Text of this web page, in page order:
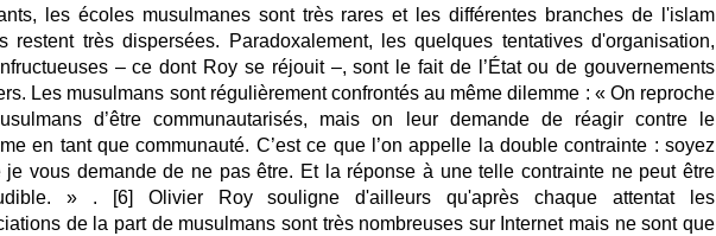
les écoles musulmanes sont très rares et les différentes branches de l'islam
restent très dispersées. Paradoxalement, les quelques tentatives d'organisation,
– ce dont Roy se réjouit –, sont le fait de l’État ou de gouvernements
Les musulmans sont régulièrement confrontés au même dilemme : « On reproche
d’être communautarisés, mais on leur demande de réagir contre le
en tant que communauté. C’est ce que l’on appelle la double contrainte : soyez
je vous demande de ne pas être. Et la réponse à une telle contrainte ne peut être
» . [6] Olivier Roy souligne d'ailleurs qu'après chaque attentat les
de la part de musulmans sont très nombreuses sur Internet mais ne sont que